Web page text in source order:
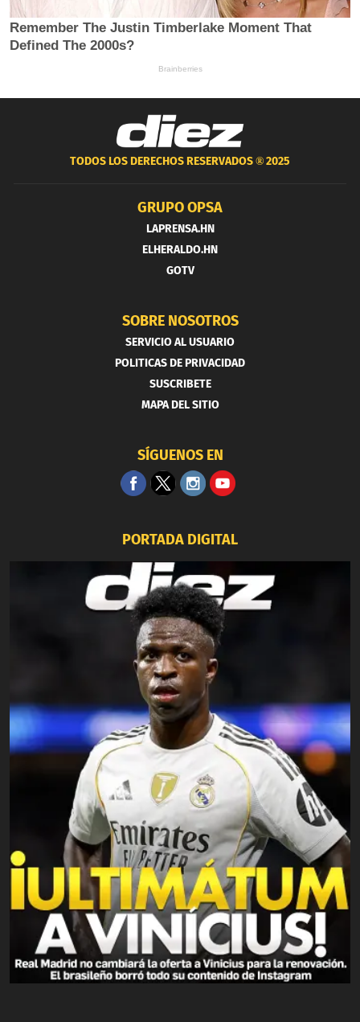
TODOS LOS DERECHOS RESERVADOS ®2025
GRUPO OPSA
LAPRENSA.HN
ELHERALDO.HN
GOTV
SOBRE NOSOTROS
SERVICIO AL USUARIO
POLITICAS DE PRIVACIDAD
SUSCRIBETE
MAPA DEL SITIO
SÍGUENOS EN
PORTADA DIGITAL